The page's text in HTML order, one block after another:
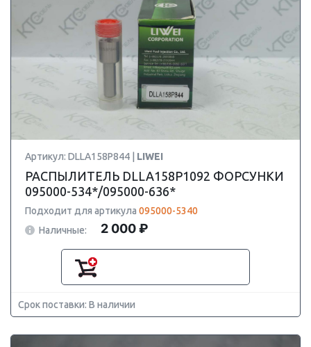
Артикул: DLLA158P844 | LIWEI
РАСПЫЛИТЕЛЬ DLLA158P1092 ФОРСУНКИ
095000-534*/095000-636*
Подходит для артикула 095000-5340
Наличные:
2 000 ₽
Срок поставки: В наличии